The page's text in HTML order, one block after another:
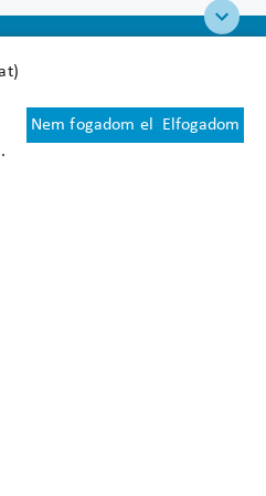
Nem fogadom el Elfogadom
feltételek